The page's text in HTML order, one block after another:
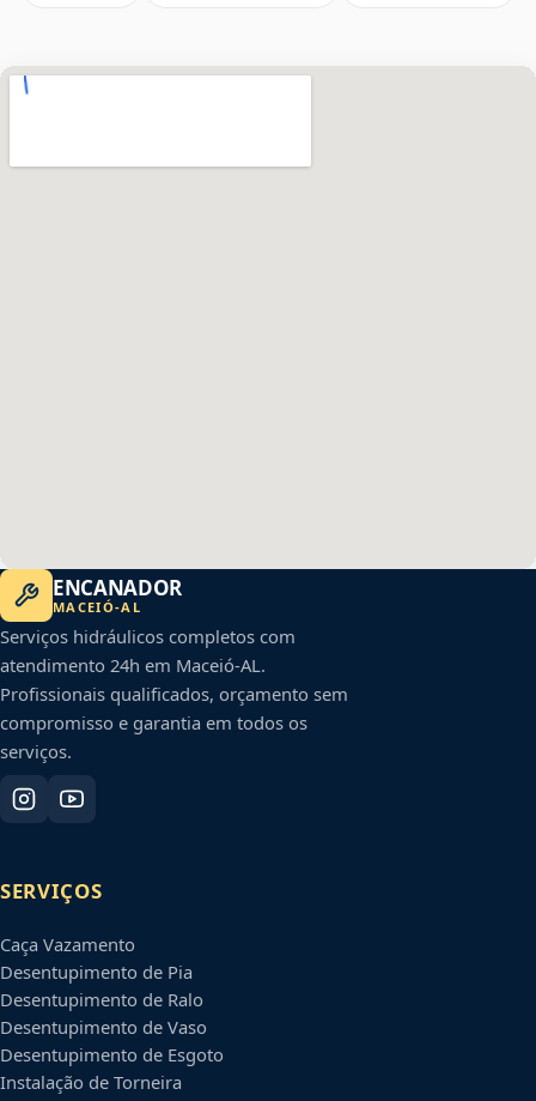
ENCANADOR
MACEIÓ-AL
Serviços hidráulicos completos com
atendimento 24h em Maceió-AL.
Profissionais qualificados, orçamento sem
compromisso e garantia em todos os
serviços.
SERVIÇOS
Caça Vazamento
Desentupimento de Pia
Desentupimento de Ralo
Desentupimento de Vaso
Desentupimento de Esgoto
Instalação de Torneira